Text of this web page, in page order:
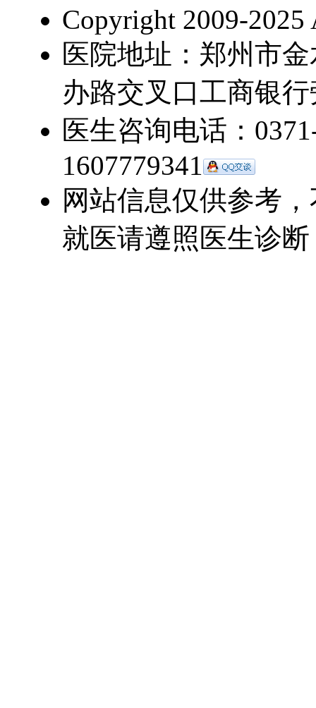
Copyright 2009-2025
医院地址：郑州市
办路交叉口工商银
医生咨询电话：
1607779341
网站信息仅供参考
就医请遵照医生诊断